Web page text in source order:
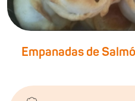
Empanadas de